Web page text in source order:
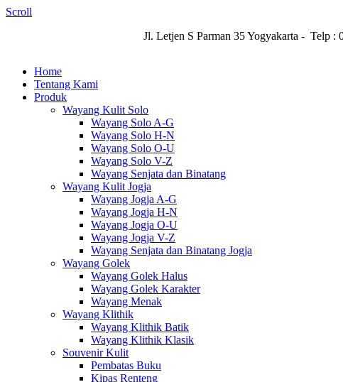
Scroll
Jl. Letjen S Parman 35 Yogyakarta - Telp
Home
Tentang Kami
Produk
Wayang Kulit Solo
Wayang Solo A-G
Wayang Solo H-N
Wayang Solo O-U
Wayang Solo V-Z
Wayang Senjata dan Binatang
Wayang Kulit Jogja
Wayang Jogja A-G
Wayang Jogja H-N
Wayang Jogja O-U
Wayang Jogja V-Z
Wayang Senjata dan Binatang Jogja
Wayang Golek
Wayang Golek Halus
Wayang Golek Karakter
Wayang Menak
Wayang Klithik
Wayang Klithik Batik
Wayang Klithik Klasik
Souvenir Kulit
Pembatas Buku
Kipas Renteng